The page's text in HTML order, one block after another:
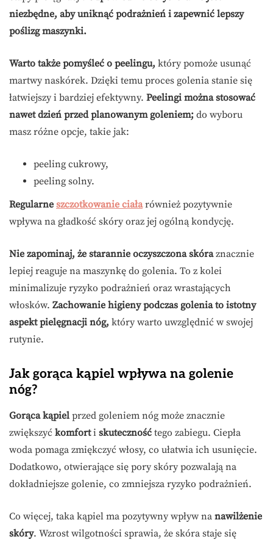
niezbędne, aby uniknąć podrażnień i zapewnić lepszy
poślizg maszynki.
Warto także pomyśleć o peelingu, który pomoże usunąć
martwy naskórek. Dzięki temu proces golenia stanie się
łatwiejszy i bardziej efektywny. Peelingi można stosować
nawet dzień przed planowanym goleniem; do wyboru
masz różne opcje, takie jak:
peeling cukrowy,
peeling solny.
Regularne szczotkowanie ciałarównież pozytywnie
wpływa na gładkość skóry oraz jej ogólną kondycję.
Nie zapominaj, że starannie oczyszczona skóraznacznie
lepiej reaguje na maszynkę do golenia. To z kolei
minimalizuje ryzyko podrażnień oraz wrastających
włosków. Zachowanie higieny podczas golenia to istotny
aspekt pielęgnacji nóg, który warto uwzględnić w swojej
rutynie.
Jak gorąca kąpiel wpływa na golenie
nóg?
Gorąca kąpiel przed goleniem nóg może znacznie
zwiększyć komforti skuteczność tego zabiegu. Ciepła
woda pomaga zmiękczyć włosy, co ułatwia ich usunięcie.
Dodatkowo, otwierające się pory skóry pozwalają na
dokładniejsze golenie, co zmniejsza ryzyko podrażnień.
Co więcej, taka kąpiel ma pozytywny wpływ na nawilżenie
skóry. Wzrost wilgotności sprawia, że skóra staje się